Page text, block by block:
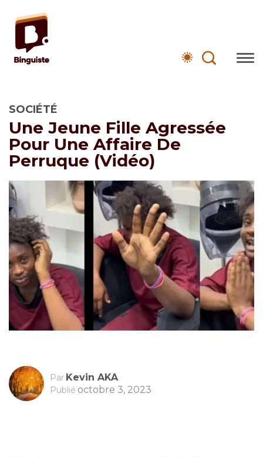
SOCIÉTÉ
Une Jeune Fille Agressée
Pour Une Affaire De
Perruque (vidéo)
Par Kevin AKA
Publié octobre 3, 2023